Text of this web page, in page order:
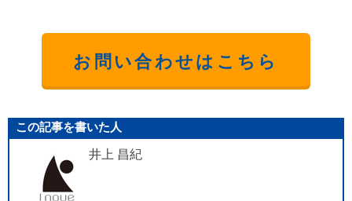
お問い合わせはこちら
この記事を書いた人
井上 昌紀